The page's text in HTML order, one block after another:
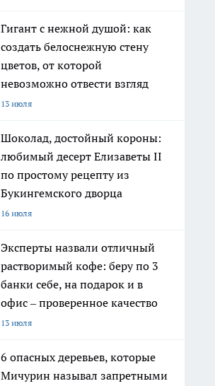
Гигант с нежной душой: как
создать белоснежную стену
цветов, от которой
невозможно отвести взгляд
13 июля
Шоколад, достойный короны:
любимый десерт Елизаветы II
по простому рецепту из
Букингемского дворца
16 июля
Эксперты назвали отличный
растворимый кофе: беру по 3
банки себе, на подарок и в
офис – проверенное качество
13 июля
6 опасных деревьев, которые
Мичурин называл запретными